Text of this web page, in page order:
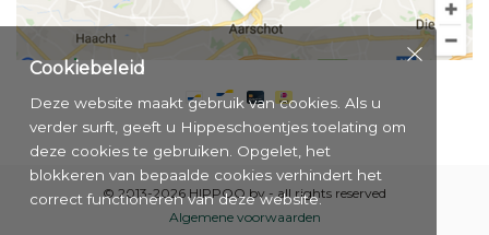
© 2013-2026 HIPPOO bv - all rights reserved
Algemene voorwaarden
Cookiebeleid
Deze website maakt gebruik van cookies. Als u
verder surft, geeft u Hippeschoentjes toelating om
deze cookies te gebruiken. Opgelet, het
blokkeren van bepaalde cookies verhindert het
correct functioneren van deze website.